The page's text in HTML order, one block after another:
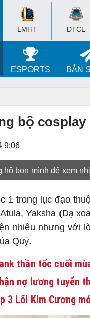
LMHT ĐTCL
ESPORTS BẮN
bộ
9:06
hộ bọn mình để xem
1 trong lục đạo
Yaksha (Dạ
nhiều nhưng với
Quỷ.
thần tốc cuối
nợ lương tuyển
3 Lõi Kim Cương